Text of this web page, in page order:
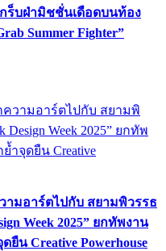
ร็บฝ่ามิชชั่นเดือดบนท้อง
Summer Fighter”
ามอาร์ตไปกับ สยามพิวรรธ
Week 2025” ยกทัพงาน
น Creative Powerhouse